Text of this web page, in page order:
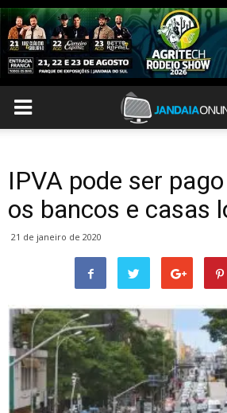
IPVA pode ser
os bancos e casas
21 de janeiro de 2020